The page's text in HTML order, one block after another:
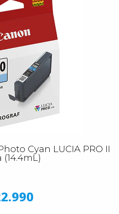
Cyan LUCIA PRO II
(14.4mL)